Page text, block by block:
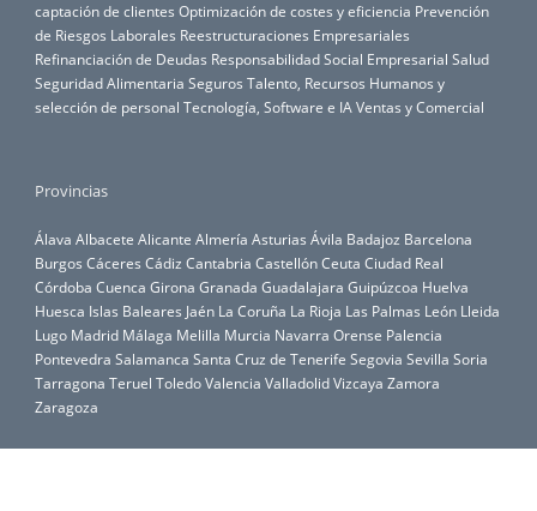
captación de clientes Optimización de costes y eficiencia Prevención
de Riesgos Laborales Reestructuraciones Empresariales
Refinanciación de Deudas Responsabilidad Social Empresarial Salud
Seguridad Alimentaria Seguros Talento, Recursos Humanos y
selección de personal Tecnología, Software e IA Ventas y Comercial
Provincias
Álava Albacete Alicante Almería Asturias Ávila Badajoz Barcelona
Burgos Cáceres Cádiz Cantabria CastellónCeuta Ciudad Real
Córdoba Cuenca Girona Granada Guadalajara Guipúzcoa Huelva
Huesca Islas Baleares Jaén La Coruña La Rioja Las Palmas León Lleida
Lugo Madrid Málaga Melilla Murcia Navarra Orense Palencia
Pontevedra Salamanca Santa Cruz de Tenerife Segovia Sevilla Soria
Tarragona Teruel ToledoValencia ValladolidVizcaya Zamora
Zaragoza